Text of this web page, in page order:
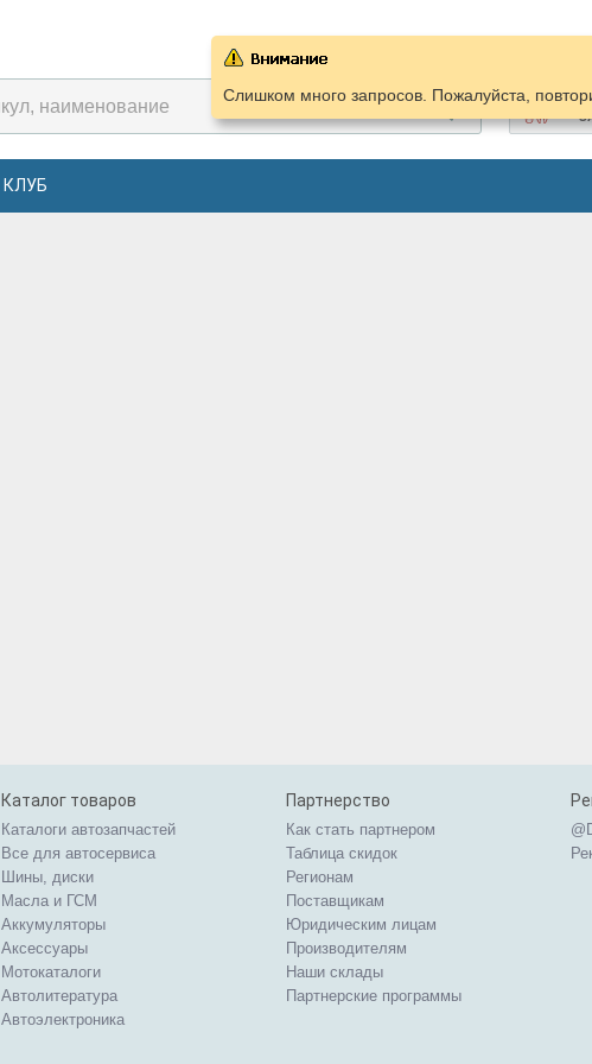
КЛУБ
Слишком много запросов. Пожалуйста,
Каталог товаров
Каталоги автозапчастей
Все для автосервиса
Шины, диски
Масла и ГСМ
Аккумуляторы
Аксессуары
Мотокаталоги
Автолитература
Автоэлектроника
Партнерство
Как стать партнером
Таблица скидок
Регионам
Поставщикам
Юридическим лицам
Производителям
Наши склады
Партнерские программы